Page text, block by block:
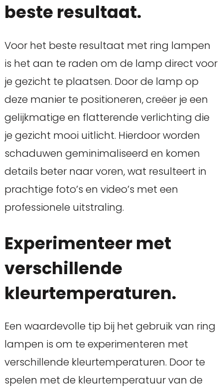
beste resultaat.
Voor het beste resultaat met ring lampen
is het aan te raden om de lamp direct voor
je gezicht te plaatsen. Door de lamp op
deze manier te positioneren, creëer je een
gelijkmatige en flatterende verlichting die
je gezicht mooi uitlicht. Hierdoor worden
schaduwen geminimaliseerd en komen
details beter naar voren, wat resulteert in
prachtige foto’s en video’s met een
professionele uitstraling.
Experimenteer met
verschillende
kleurtemperaturen.
Een waardevolle tip bij het gebruik van ring
lampen is om te experimenteren met
verschillende kleurtemperaturen. Door te
spelen met de kleurtemperatuur van de